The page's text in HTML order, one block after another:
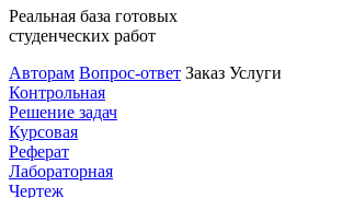
Реальная база готовых
студенческих работ
Авторам Вопрос-ответ Заказ Услуги
Контрольная
Решение задач
Курсовая
Реферат
Лабораторная
Чертеж